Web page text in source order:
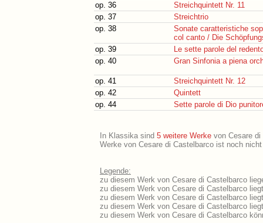
op. 36
Streichquintett Nr. 11
op. 37
Streichtrio
op. 38
Sonate caratteristiche
col canto / Die
op. 39
Le sette parole del
op. 40
Gran Sinfonia a piena
op. 41
Streichquintett Nr. 12
op. 42
Quintett
op. 44
Sette parole di Dio
In Klassika sind 5 weitere Werke von Cesare
Werke von Cesare di Castelbarco ist noch
Legende:
zu diesem Werk von Cesare di Castelbarco
zu diesem Werk von Cesare di Castelbarco
zu diesem Werk von Cesare di Castelbarco
zu diesem Werk von Cesare di Castelbarco
zu diesem Werk von Cesare di Castelbarco